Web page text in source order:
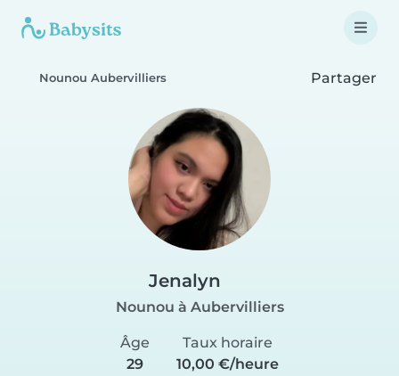
Nounou Aubervilliers Partager
Jenalyn
Nounou à Aubervilliers
Âge
29
Taux horaire
10,00 €/heure